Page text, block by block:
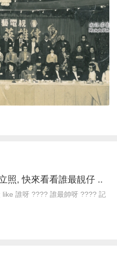
照, 快來看看誰最靚仔 ..
誰呀 ???? 誰最帥呀 ???? 記